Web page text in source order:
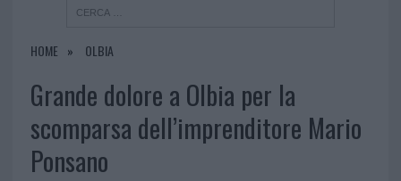
HOME OLBIA
Grande dolore a Olbia per la
scomparsa dell’imprenditore Mario
Ponsano